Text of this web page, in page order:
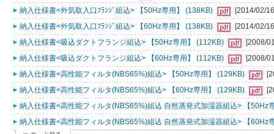
納入仕様書<外気取入口ﾌﾗﾝｼﾞ組込> 【50Hz専用】 (138KB)
[2014/02/
納入仕様書<外気取入口ﾌﾗﾝｼﾞ組込> 【60Hz専用】 (138KB)
[2014/02/
納入仕様書<吸込ダクトフランジ組込> 【50Hz専用】 (112KB)
[2008/
納入仕様書<吸込ダクトフランジ組込> 【60Hz専用】 (112KB)
[2008/
納入仕様書<高性能フィルタ(NBS65%)組込> 【50Hz専用】 (129KB)
納入仕様書<高性能フィルタ(NBS65%)組込> 【60Hz専用】 (129KB)
納入仕様書<高性能フィルタ(NBS65%)組込 自然蒸発式加湿器組込> 【50Hz
納入仕様書<高性能フィルタ(NBS65%)組込 自然蒸発式加湿器組込> 【60Hz